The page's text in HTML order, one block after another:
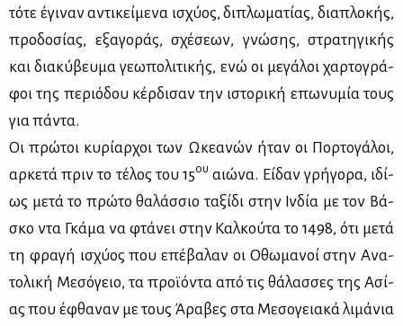
τό­τε έγι­ναν αντι­κεί­με­να ισχύ­ος, δι­πλω­μα­τί­ας, δια­πλο­κής,
προ­δο­σί­ας, εξα­γο­ράς, σχέ­σε­ων, γνώ­σης, στρα­τη­γι­κής
και δια­κύ­βευ­μα γε­ω­πο­λι­τι­κής, ενώ οι με­γά­λοι χαρ­το­γρά­
φοι της πε­ριό­δου κέρ­δι­σαν την ιστο­ρι­κή επω­νυ­μία τους
για πά­ντα.
Οι πρώ­τοι κυ­ρί­αρ­χοι των Ωκε­α­νών ήταν οι Πορ­το­γά­λοι,
αρ­κε­τά πριν το τέ­λος του 15ου αιώ­να. Εί­δαν γρή­γο­ρα, ιδί­
ως με­τά το πρώ­το θα­λάσ­σιο τα­ξί­δι στην Ιν­δία με τον Βά­
σκο ντα Γκά­μα να φτά­νει στην Καλ­κού­τα το 1498, ότι με­τά
τη φρα­γή ισχύ­ος που επέ­βα­λαν οι Οθω­μα­νοί στην Ανα­
το­λι­κή Με­σό­γειο, τα προ­ϊ­ό­ντα από τις θά­λασ­σες της Ασί­
ας που έφθα­ναν με τους Άρα­βες στα Με­σο­γεια­κά λι­μά­νια